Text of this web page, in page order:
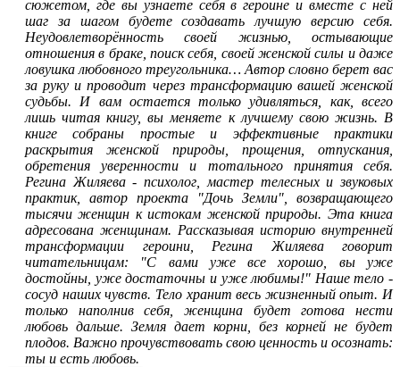
сюжетом, где вы узнаете себя в героине и вместе с ней
шаг за шагом будете создавать лучшую версию себя.
Неудовлетворённость своей жизнью, остывающие
отношения в браке, поиск себя, своей женской силы и даже
ловушка любовного треугольника… Автор словно берет вас
за руку и проводит через трансформацию вашей женской
судьбы. И вам остается только удивляться, как, всего
лишь читая книгу, вы меняете к лучшему свою жизнь. В
книге собраны простые и эффективные практики
раскрытия женской природы, прощения, отпускания,
обретения уверенности и тотального принятия себя.
Регина Жиляева - психолог, мастер телесных и звуковых
практик, автор проекта "Дочь Земли", возвращающего
тысячи женщин к истокам женской природы. Эта книга
адресована женщинам. Рассказывая историю внутренней
трансформации героини, Регина Жиляева говорит
читательницам: "С вами уже все хорошо, вы уже
достойны, уже достаточны и уже любимы!" Наше тело -
сосуд наших чувств. Тело хранит весь жизненный опыт. И
только наполнив себя, женщина будет готова нести
любовь дальше. Земля дает корни, без корней не будет
плодов. Важно прочувствовать свою ценность и осознать:
ты и есть любовь.